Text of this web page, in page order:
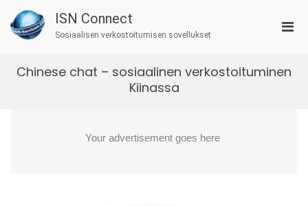
content
ISN Connect
Sosiaalisen verkostoitumisen sovellukset
Chinese chat – sosiaalinen verkostoituminen
Kiinassa